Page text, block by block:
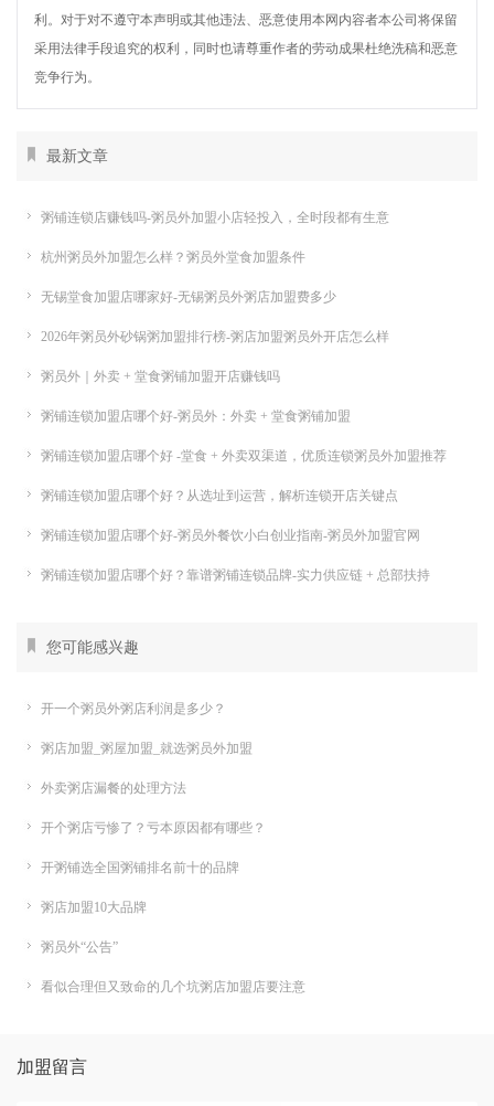
利。对于对不遵守本声明或其他违法、恶意使用本网内容者本公司将保留
采用法律手段追究的权利，同时也请尊重作者的劳动成果杜绝洗稿和恶意
竞争行为。
最新文章
粥铺连锁店赚钱吗-粥员外加盟小店轻投入，全时段都有生意
杭州粥员外加盟怎么样？粥员外堂食加盟条件
无锡堂食加盟店哪家好-无锡粥员外粥店加盟费多少
2026年粥员外砂锅粥加盟排行榜-粥店加盟粥员外开店怎么样
粥员外｜外卖 + 堂食粥铺加盟开店赚钱吗
粥铺连锁加盟店哪个好-粥员外：外卖 + 堂食粥铺加盟
粥铺连锁加盟店哪个好 -堂食 + 外卖双渠道，优质连锁粥员外加盟推荐
粥铺连锁加盟店哪个好？从选址到运营，解析连锁开店关键点
粥铺连锁加盟店哪个好-粥员外餐饮小白创业指南-粥员外加盟官网
粥铺连锁加盟店哪个好？靠谱粥铺连锁品牌-实力供应链 + 总部扶持
您可能感兴趣
开一个粥员外粥店利润是多少？
粥店加盟_粥屋加盟_就选粥员外加盟
外卖粥店漏餐的处理方法
开个粥店亏惨了？亏本原因都有哪些？
开粥铺选全国粥铺排名前十的品牌
粥店加盟10大品牌
粥员外“公告”
看似合理但又致命的几个坑粥店加盟店要注意
加盟留言